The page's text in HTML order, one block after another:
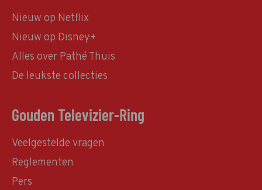
Nieuw op Netflix
Nieuw op Disney+
Alles over Pathé Thuis
De leukste collecties
Gouden Televizier-Ring
Veelgestelde vragen
Reglementen
Pers